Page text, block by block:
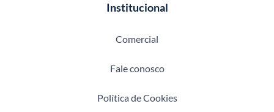
Institucional
Comercial
Fale conosco
Política de Cookies